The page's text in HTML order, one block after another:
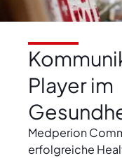
Player im
Medperion
erfolgreiche